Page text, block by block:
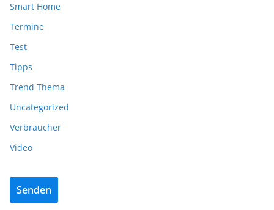
Smart Home
Termine
Test
Tipps
Trend Thema
Uncategorized
Verbraucher
Video
Senden